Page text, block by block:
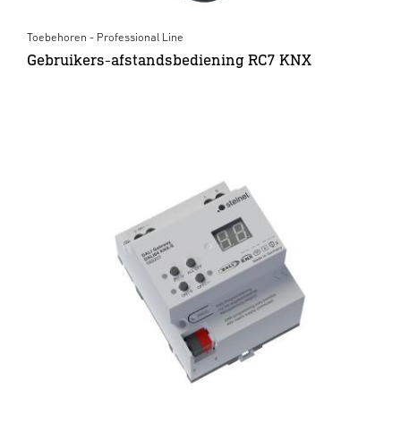
Toebehoren - Professional Line
Gebruikers-afstandsbediening RC7 KNX